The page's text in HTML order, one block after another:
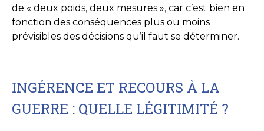
de « deux poids, deux mesures », car c’est bien en
fonction des conséquences plus ou moins
prévisibles des décisions qu’il faut se déterminer.
INGÉRENCE ET RECOURS À LA
GUERRE : QUELLE LÉGITIMITÉ ?